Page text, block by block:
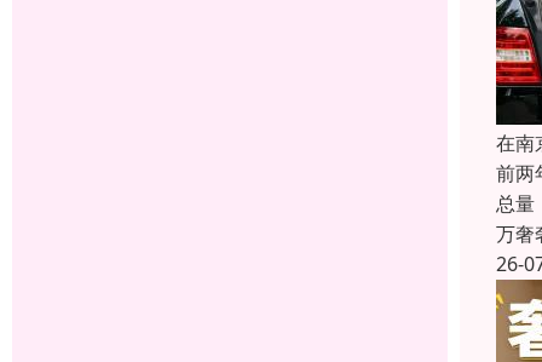
在南
前两
总量
万奢
26-